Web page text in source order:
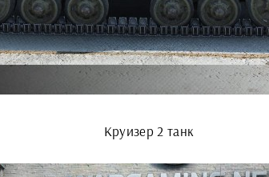
Круизер 2 танк